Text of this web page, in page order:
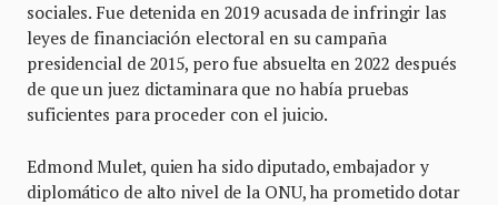
sociales. Fue detenida en 2019 acusada de infringir las
leyes de financiación electoral en su campaña
presidencial de 2015, pero fue absuelta en 2022 después
de que un juez dictaminara que no había pruebas
suficientes para proceder con el juicio.
Edmond Mulet, quien ha sido diputado, embajador y
diplomático de alto nivel de la ONU, ha prometido dotar